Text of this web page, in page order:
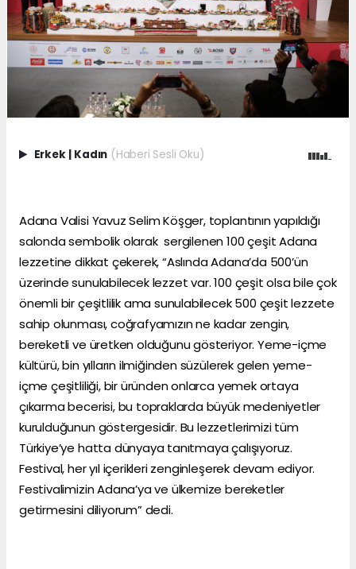
Erkek Kadın (Haberi Sesli Oku)
Adana Valisi Yavuz Selim Köşger, toplantının yapıldığı
salonda sembolik olarak sergilenen 100 çeşit Adana
lezzetine dikkat çekerek, “Aslında Adana’da 500’ün
üzerinde sunulabilecek lezzet var. 100 çeşit olsa bile çok
önemli bir çeşitlilik ama sunulabilecek 500 çeşit lezzete
sahip olunması, coğrafyamızın ne kadar zengin,
bereketli ve üretken olduğunu gösteriyor. Yeme-içme
kültürü, bin yılların ilmiğinden süzülerek gelen yeme-
içme çeşitliliği, bir üründen onlarca yemek ortaya
çıkarma becerisi, bu topraklarda büyük medeniyetler
kurulduğunun göstergesidir. Bu lezzetlerimizi tüm
Türkiye’ye hatta dünyaya tanıtmaya çalışıyoruz.
Festival, her yıl içerikleri zenginleşerek devam ediyor.
Festivalimizin Adana’ya ve ülkemize bereketler
getirmesini diliyorum” dedi.